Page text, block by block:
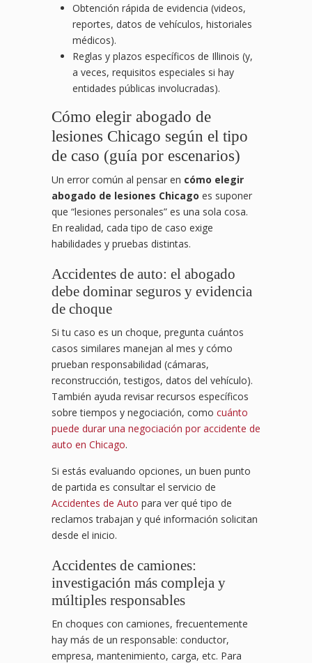
Obtención rápida de evidencia (videos,
reportes, datos de vehículos, historiales
médicos).
Reglas y plazos específicos de Illinois (y,
a veces, requisitos especiales si hay
entidades públicas involucradas).
Cómo elegir abogado de
lesiones Chicago según el tipo
de caso (guía por escenarios)
Un error común al pensar en cómo elegir
abogado de lesiones Chicago es suponer
que “lesiones personales” es una sola cosa.
En realidad, cada tipo de caso exige
habilidades y pruebas distintas.
Accidentes de auto: el abogado
debe dominar seguros y evidencia
de choque
Si tu caso es un choque, pregunta cuántos
casos similares manejan al mes y cómo
prueban responsabilidad (cámaras,
reconstrucción, testigos, datos del vehículo).
También ayuda revisar recursos específicos
sobre tiempos y negociación, como cuánto
puede durar una negociación por accidente de
auto en Chicago.
Si estás evaluando opciones, un buen punto
de partida es consultar el servicio de
Accidentes de Auto para ver qué tipo de
reclamos trabajan y qué información solicitan
desde el inicio.
Accidentes de camiones:
investigación más compleja y
múltiples responsables
En choques con camiones, frecuentemente
hay más de un responsable: conductor,
empresa, mantenimiento, carga, etc. Para